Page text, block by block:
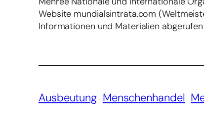
Website mundialsintrata.com
Informationen und Materialien
Ausbeutung Menschenhandel